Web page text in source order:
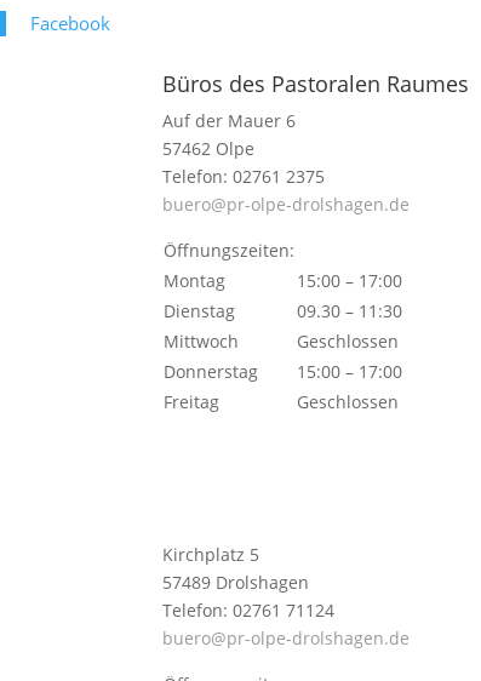
Face­book
Büros des Pastoralen Raumes
Auf der Mauer 6
57462 Olpe
Telefon: 02761 2375
buero@pr-olpe-drolshagen.de
Öffnungszeiten:
Montag
15:00 – 17:00
Dienstag
09.30 – 11:30
Mittwoch
Geschlossen
Donnerstag
15:00 – 17:00
Freitag
Geschlossen
Kirchplatz 5
57489 Drolshagen
Telefon: 02761 71124
buero@pr-olpe-drolshagen.de